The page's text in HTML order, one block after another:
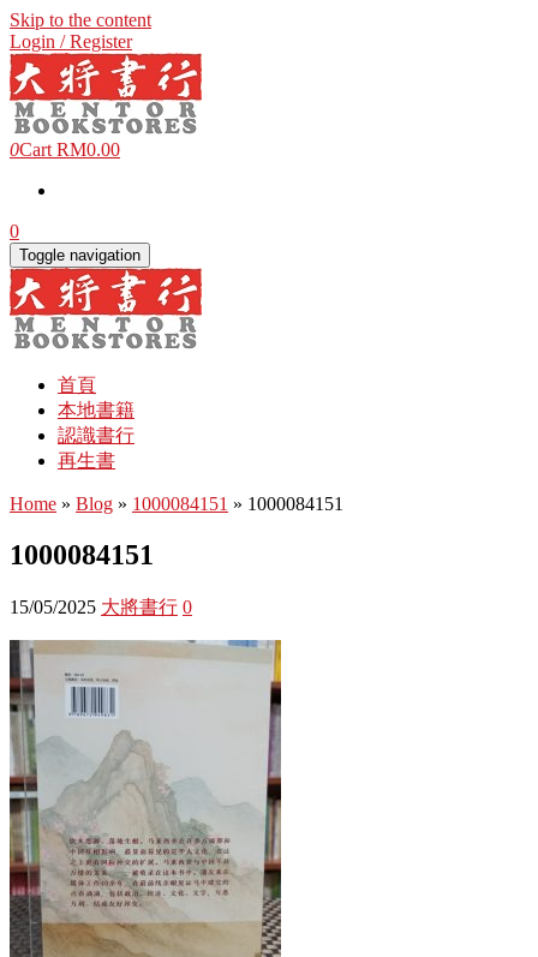
Skip to the content
Login / Register
0Cart RM0.00
0
Toggle navigation
首頁
本地書籍
認識書行
再生書
Home » Blog » 1000084151 » 1000084151
1000084151
15/05/2025 大將書行 0